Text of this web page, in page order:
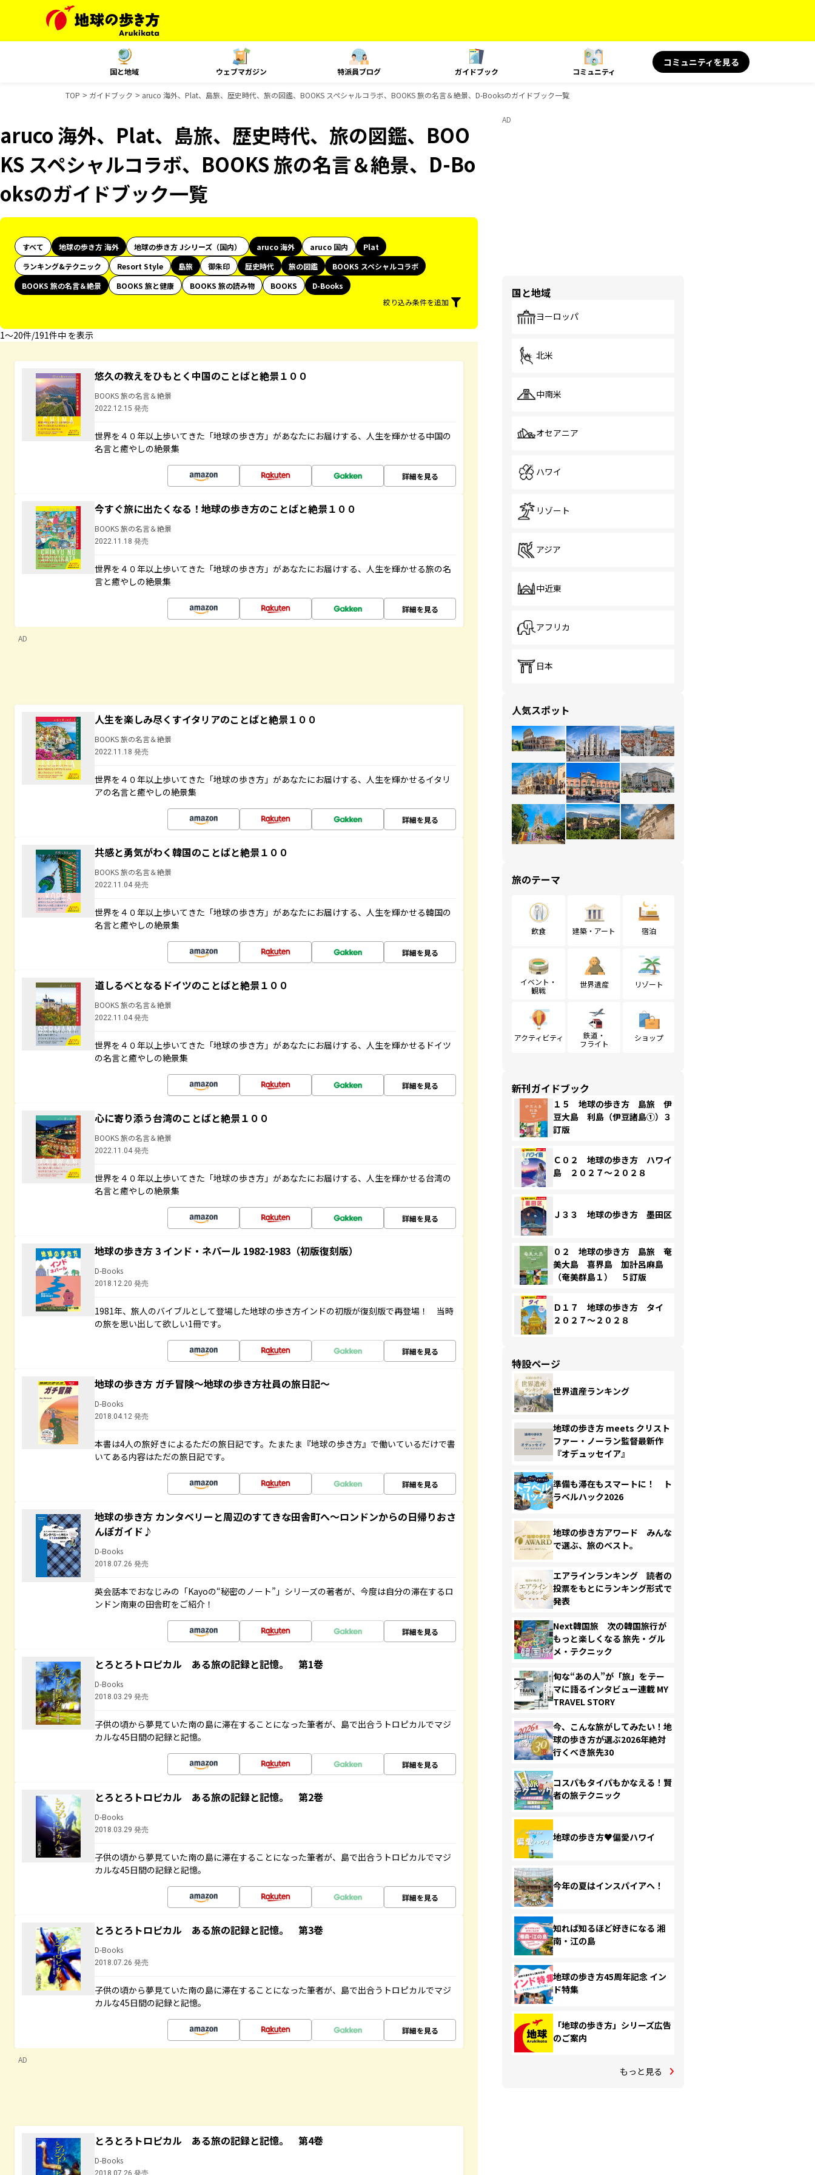
国と地域 ウェブマガジン 特派員ブログ ガイドブック コミュニティ
コミュニティを見る
TOP ガイドブック aruco 海外、Plat、島旅、歴史時代、旅の図鑑、BOOKS スペシャルコラボ、BOOKS 旅の名言＆絶景、D-Booksのガイドブック一覧
aruco 海外、Plat、島旅、歴史時代、旅の図鑑、BOO
KS スペシャルコラボ、BOOKS 旅の名言＆絶景、D-Bo
oksのガイドブック一覧
すべて 地球の歩き方 海外 地球の歩き方 Jシリーズ（国内） aruco 海外 aruco 国内
Plat
ランキング&テクニック
Resort Style 島旅 御朱印 歴史時代 旅の図鑑
BOOKS スペシャルコラボ
BOOKS 旅の名言＆絶景
BOOKS 旅と健康 BOOKS 旅の読み物 BOOKS
D-Books
絞り込み条件を追加
1〜20件/191件中 を表示
悠久の教えをひもとく中国のことばと絶景１００
BOOKS 旅の名言＆絶景
2022.12.15 発売
世界を４０年以上歩いてきた「地球の歩き方」があなたにお届けする、人生を輝かせる中国の
名言と癒やしの絶景集
詳細を見る
今すぐ旅に出たくなる！地球の歩き方のことばと絶景１００
BOOKS 旅の名言＆絶景
2022.11.18 発売
世界を４０年以上歩いてきた「地球の歩き方」があなたにお届けする、人生を輝かせる旅の名
言と癒やしの絶景集
詳細を見る
AD
人生を楽しみ尽くすイタリアのことばと絶景１００
BOOKS 旅の名言＆絶景
2022.11.18 発売
世界を４０年以上歩いてきた「地球の歩き方」があなたにお届けする、人生を輝かせるイタリ
アの名言と癒やしの絶景集
詳細を見る
共感と勇気がわく韓国のことばと絶景１００
BOOKS 旅の名言＆絶景
2022.11.04 発売
世界を４０年以上歩いてきた「地球の歩き方」があなたにお届けする、人生を輝かせる韓国の
名言と癒やしの絶景集
詳細を見る
道しるべとなるドイツのことばと絶景１００
BOOKS 旅の名言＆絶景
2022.11.04 発売
世界を４０年以上歩いてきた「地球の歩き方」があなたにお届けする、人生を輝かせるドイツ
の名言と癒やしの絶景集
詳細を見る
心に寄り添う台湾のことばと絶景１００
BOOKS 旅の名言＆絶景
2022.11.04 発売
世界を４０年以上歩いてきた「地球の歩き方」があなたにお届けする、人生を輝かせる台湾の
名言と癒やしの絶景集
詳細を見る
地球の歩き方 3 インド・ネパール 1982-1983（初版復刻版）
D-Books
2018.12.20 発売
1981年、旅人のバイブルとして登場した地球の歩き方インドの初版が復刻版で再登場！ 当時
の旅を思い出して欲しい1冊です。
詳細を見る
地球の歩き方 ガチ冒険～地球の歩き方社員の旅日記～
D-Books
2018.04.12 発売
本書は4人の旅好きによるただの旅日記です。たまたま『地球の歩き方』で働いているだけで書
いてある内容はただの旅日記です。
詳細を見る
地球の歩き方 カンタベリーと周辺のすてきな田舎町へ～ロンドンからの日帰りおさ
んぽガイド♪
D-Books
2018.07.26 発売
英会話本でおなじみの「Kayoの“秘密のノート”」シリーズの著者が、今度は自分の滞在するロ
ンドン南東の田舎町をご紹介！
詳細を見る
とろとろトロピカル ある旅の記録と記憶。 第1巻
D-Books
2018.03.29 発売
子供の頃から夢見ていた南の島に滞在することになった筆者が、島で出合うトロピカルでマジ
カルな45日間の記録と記憶。
詳細を見る
とろとろトロピカル ある旅の記録と記憶。 第2巻
D-Books
2018.03.29 発売
子供の頃から夢見ていた南の島に滞在することになった筆者が、島で出合うトロピカルでマジ
カルな45日間の記録と記憶。
詳細を見る
とろとろトロピカル ある旅の記録と記憶。 第3巻
D-Books
2018.07.26 発売
子供の頃から夢見ていた南の島に滞在することになった筆者が、島で出合うトロピカルでマジ
カルな45日間の記録と記憶。
詳細を見る
AD
とろとろトロピカル ある旅の記録と記憶。 第4巻
D-Books
2018.07.26 発売
AD
国と地域
ヨーロッパ
北米
中南米
オセアニア
ハワイ
リゾート
アジア
中近東
アフリカ
日本
人気スポット
旅のテーマ
飲食 建築・アート 宿泊
イベント・
観戦
世界遺産 リゾート
アクティビティ
鉄道・
フライト
ショップ
新刊ガイドブック
１５ 地球の歩き方 島旅 伊
豆大島 利島（伊豆諸島①）３
訂版
Ｃ０２ 地球の歩き方 ハワイ
島 ２０２７～２０２８
Ｊ３３ 地球の歩き方 墨田区
０２ 地球の歩き方 島旅 奄
美大島 喜界島 加計呂麻島
（奄美群島１） ５訂版
Ｄ１７ 地球の歩き方 タイ
２０２７～２０２８
特設ページ
世界遺産ランキング
地球の歩き方 meets クリスト
ファー・ノーラン監督最新作
『オデュッセイア』
準備も滞在もスマートに！ ト
ラベルハック2026
地球の歩き方アワード みんな
で選ぶ、旅のベスト。
エアラインランキング 読者の
投票をもとにランキング形式で
発表
Next韓国旅 次の韓国旅行が
もっと楽しくなる 旅先・グル
メ・テクニック
旬な“あの人”が「旅」をテー
マに語るインタビュー連載 MY
TRAVEL STORY
今、こんな旅がしてみたい！地
球の歩き方が選ぶ2026年絶対
行くべき旅先30
コスパもタイパもかなえる！賢
者の旅テクニック
地球の歩き方♥偏愛ハワイ
今年の夏はインスパイアへ！
知れば知るほど好きになる 湘
南・江の島
地球の歩き方45周年記念 イン
ド特集
「地球の歩き方」シリーズ広告
のご案内
もっと見る